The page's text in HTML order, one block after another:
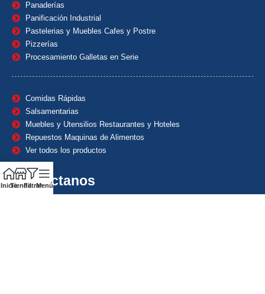
Panaderías
Panificación Industrial
Pastelerias y Muebles Cafes y Postre
Pizzerías
Procesamiento Galletas en Serie
Comidas Rápidas
Salsamentarias
Muebles y Utensilios Restaurantes y Hoteles
Repuestos Maquinas de Alimentos
Ver todos los productos
Contáctanos
InicioTiendaFiltrarMenú